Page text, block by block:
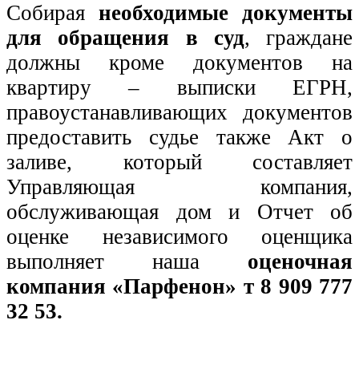
Собирая необходимые документы
для обращения в суд, граждане
должны кроме документов на
квартиру – выписки ЕГРН,
правоустанавливающих документов
предоставить судье также Акт о
заливе, который составляет
Управляющая компания,
обслуживающая дом и Отчет об
оценке независимого оценщика
выполняет наша оценочная
компания «Парфенон» т 8 909 777
32 53.